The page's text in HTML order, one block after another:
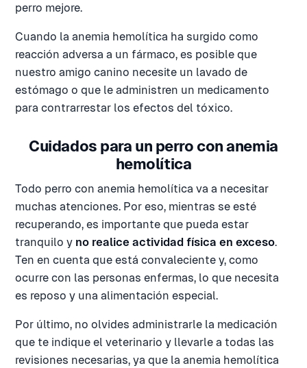
perro mejore.
Cuando la anemia hemolítica ha surgido como
reacción adversa a un fármaco, es posible que
nuestro amigo canino necesite un lavado de
estómago o que le administren un medicamento
para contrarrestar los efectos del tóxico.
Cuidados para un perro con anemia
hemolítica
Todo perro con anemia hemolítica va a necesitar
muchas atenciones. Por eso, mientras se esté
recuperando, es importante que pueda estar
tranquilo y no realice actividad física en exceso.
Ten en cuenta que está convaleciente y, como
ocurre con las personas enfermas, lo que necesita
es reposo y una alimentación especial.
Por último, no olvides administrarle la medicación
que te indique el veterinario y llevarle a todas las
revisiones necesarias, ya que la anemia hemolítica